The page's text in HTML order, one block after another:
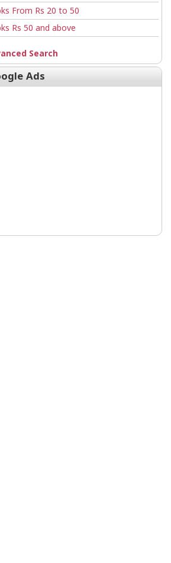
From Rs 20 to 50
Rs 50 and above
Search
Ads